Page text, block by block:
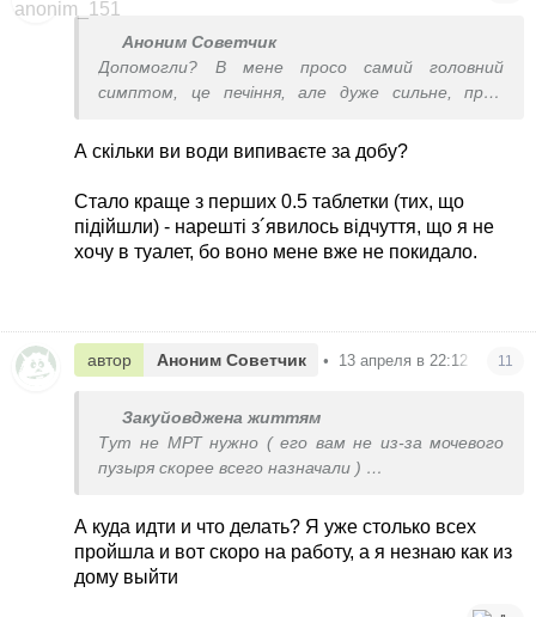
Аноним Советчик
Допомогли? В мене просо самий головний
симптом, це печіння, але дуже сильне, прям
А скільки ви води випиваєте за добу?
Стало краще з перших 0.5 таблетки (тих, що
підійшли) - нарешті з´явилось відчуття, що я не
хочу в туалет, бо воно мене вже не покидало.
автор Аноним Советчик • 13 апреля в 22:12 11
Закуйовджена життям
Тут не МРТ нужно ( его вам не из-за мочевого
пузыря скорее всего назначали )
А куда идти и что делать? Я уже столько всех
пройшла и вот скоро на работу, а я незнаю как из
дому выйти